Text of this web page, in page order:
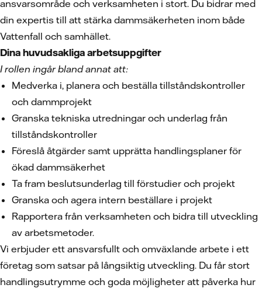
ansvarsområde och verksamheten i stort. Du bidrar med
din expertis till att stärka dammsäkerheten inom både
Vattenfall och samhället.
Dina huvudsakliga arbetsuppgifter
I rollen ingår bland annat att:
Medverka i, planera och beställa tillståndskontroller
och dammprojekt
Granska tekniska utredningar och underlag från
tillståndskontroller
Föreslå åtgärder samt upprätta handlingsplaner för
ökad dammsäkerhet
Ta fram beslutsunderlag till förstudier och projekt
Granska och agera intern beställare i projekt
Rapportera från verksamheten och bidra till utveckling
av arbetsmetoder.
Vi erbjuder ett ansvarsfullt och omväxlande arbete i ett
företag som satsar på långsiktig utveckling. Du får stort
handlingsutrymme och goda möjligheter att påverka hur